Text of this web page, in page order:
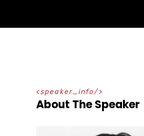
speaker_info
About The Speaker